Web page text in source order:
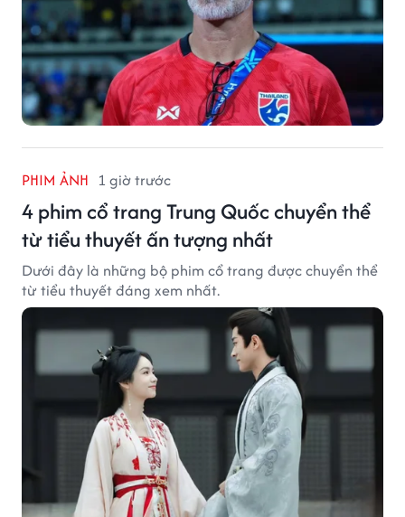
PHIM ẢNH 1 giờ trước
4 phim cổ trang Trung Quốc chuyển thể
từ tiểu thuyết ấn tượng nhất
Dưới đây là những bộ phim cổ trang được chuyển thể
từ tiểu thuyết đáng xem nhất.